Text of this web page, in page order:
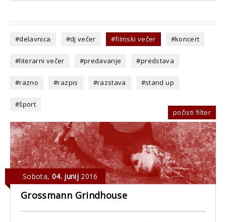
#delavnica #dj večer #filmski večer #koncert
#literarni večer #predavanje #predstava
#razno #razpis #razstava #stand up
#šport
počisti filter
Sobota, 04. junij2016
Grossmann Grindhouse